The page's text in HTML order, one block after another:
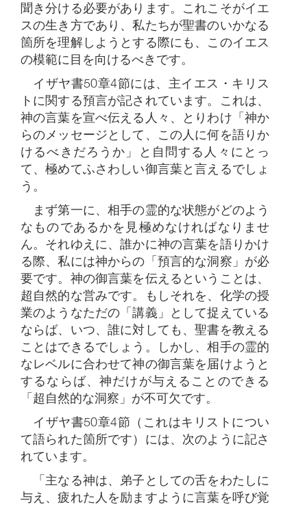
聞き分ける必要があります。これこそがイエ
スの生き方であり、私たちが聖書のいかなる
箇所を理解しようとする際にも、このイエス
の模範に目を向けるべきです。
イザヤ書50章4節には、主イエス・キリス
トに関する預言が記されています。これは、
神の言葉を宣べ伝える人々、とりわけ「神か
らのメッセージとして、この人に何を語りか
けるべきだろうか」と自問する人々にとっ
て、極めてふさわしい御言葉と言えるでしょ
う。
まず第一に、相手の霊的な状態がどのよう
なものであるかを見極めなければなりませ
ん。それゆえに、誰かに神の言葉を語りかけ
る際、私には神からの「預言的な洞察」が必
要です。神の御言葉を伝えるということは、
超自然的な営みです。もしそれを、化学の授
業のようなただの「講義」として捉えている
ならば、いつ、誰に対しても、聖書を教える
ことはできるでしょう。しかし、相手の霊的
なレベルに合わせて神の御言葉を届けようと
するならば、神だけが与えることのできる
「超自然的な洞察」が不可欠です。
イザヤ書50章4節（これはキリストについ
て語られた箇所です）には、次のように記さ
れています。
「主なる神は、弟子としての舌をわたしに
与え、疲れた人を励ますように言葉を呼び覚